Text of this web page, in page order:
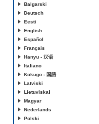
Balgarski
Deutsch
Eesti
English
Español
Français
Hanyu - 汉语
Italiano
Kokugo - 国語
Latviski
Lietuviskai
Magyar
Nederlands
Polski